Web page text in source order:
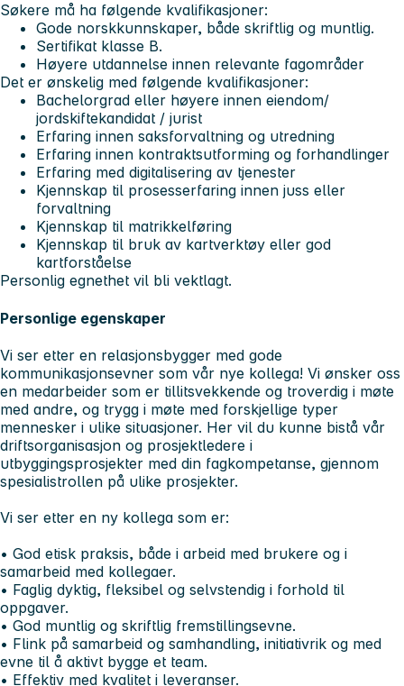
Søkere må ha følgende kvalifikasjoner:
Gode norskkunnskaper, både skriftlig og muntlig.
Sertifikat klasse B.
Høyere utdannelse innen relevante fagområder
Det er ønskelig med følgende kvalifikasjoner:
Bachelorgrad eller høyere innen eiendom/
jordskiftekandidat / jurist
Erfaring innen saksforvaltning og utredning
Erfaring innen kontraktsutforming og forhandlinger
Erfaring med digitalisering av tjenester
Kjennskap til prosesserfaring innen juss eller
forvaltning
Kjennskap til matrikkelføring
Kjennskap til bruk av kartverktøy eller god
kartforståelse
Personlig egnethet vil bli vektlagt.
Personlige egenskaper
Vi ser etter en relasjonsbygger med gode
kommunikasjonsevner som vår nye kollega! Vi ønsker oss
en medarbeider som er tillitsvekkende og troverdig i møte
med andre, og trygg i møte med forskjellige typer
mennesker i ulike situasjoner. Her vil du kunne bistå vår
driftsorganisasjon og prosjektledere i
utbyggingsprosjekter med din fagkompetanse, gjennom
spesialistrollen på ulike prosjekter.
Vi ser etter en ny kollega som er:
• God etisk praksis, både i arbeid med brukere og i
samarbeid med kollegaer.
• Faglig dyktig, fleksibel og selvstendig i forhold til
oppgaver.
• God muntlig og skriftlig fremstillingsevne.
• Flink på samarbeid og samhandling, initiativrik og med
evne til å aktivt bygge et team.
• Effektiv med kvalitet i leveranser.